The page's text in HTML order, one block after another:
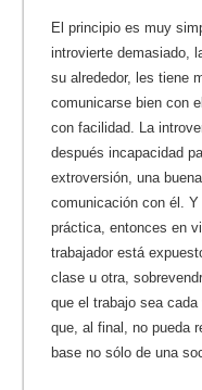
El principio es muy
introvierte demasiado,
su alrededor, les tiene
comunicarse bien con
con facilidad. La
después incapacidad
extroversión, una
comunicación con él.
práctica, entonces en
trabajador está
clase u otra,
que el trabajo sea
que, al final, no pueda
base no sólo de una